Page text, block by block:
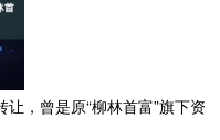
，曾是原“柳林首富”旗下资